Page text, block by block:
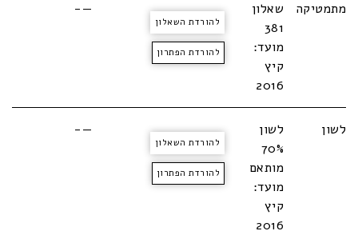
מתמטיקה
שאלון
381
מועד:
קיץ
2016
להורדת השאלון
להורדת הפתרון
—-
לשון
לשון
70%
מותאם
מועד:
קיץ
2016
להורדת השאלון
להורדת הפתרון
—-